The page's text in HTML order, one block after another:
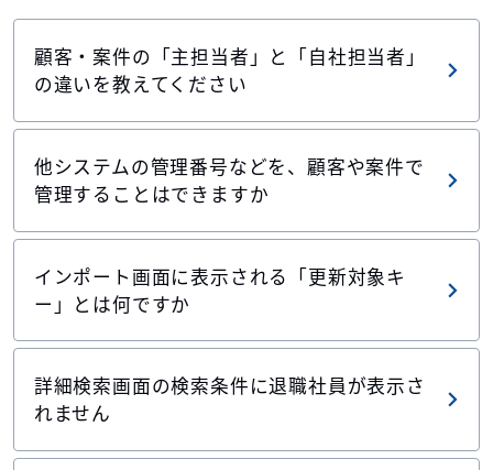
顧客・案件の「主担当者」と「自社担当者」
の違いを教えてください
他システムの管理番号などを、顧客や案件で
管理することはできますか
インポート画面に表示される「更新対象キ
ー」とは何ですか
詳細検索画面の検索条件に退職社員が表示さ
れません